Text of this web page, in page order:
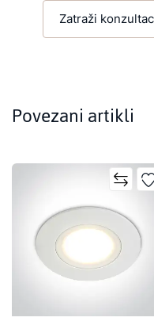
Zatraži
Povezani artikli